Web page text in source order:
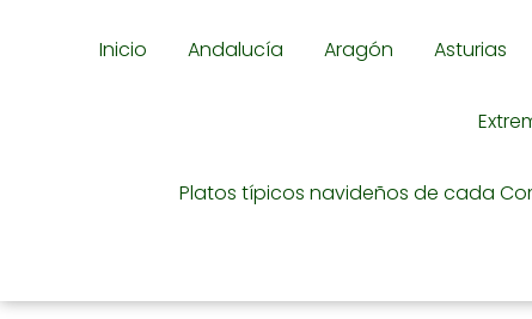
Inicio Andalucía Aragón Asturias
Platos típicos navideños de cada